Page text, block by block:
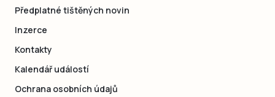
Předplatné tištěných novin
Inzerce
Kontakty
Kalendář událostí
Ochrana osobních údajů